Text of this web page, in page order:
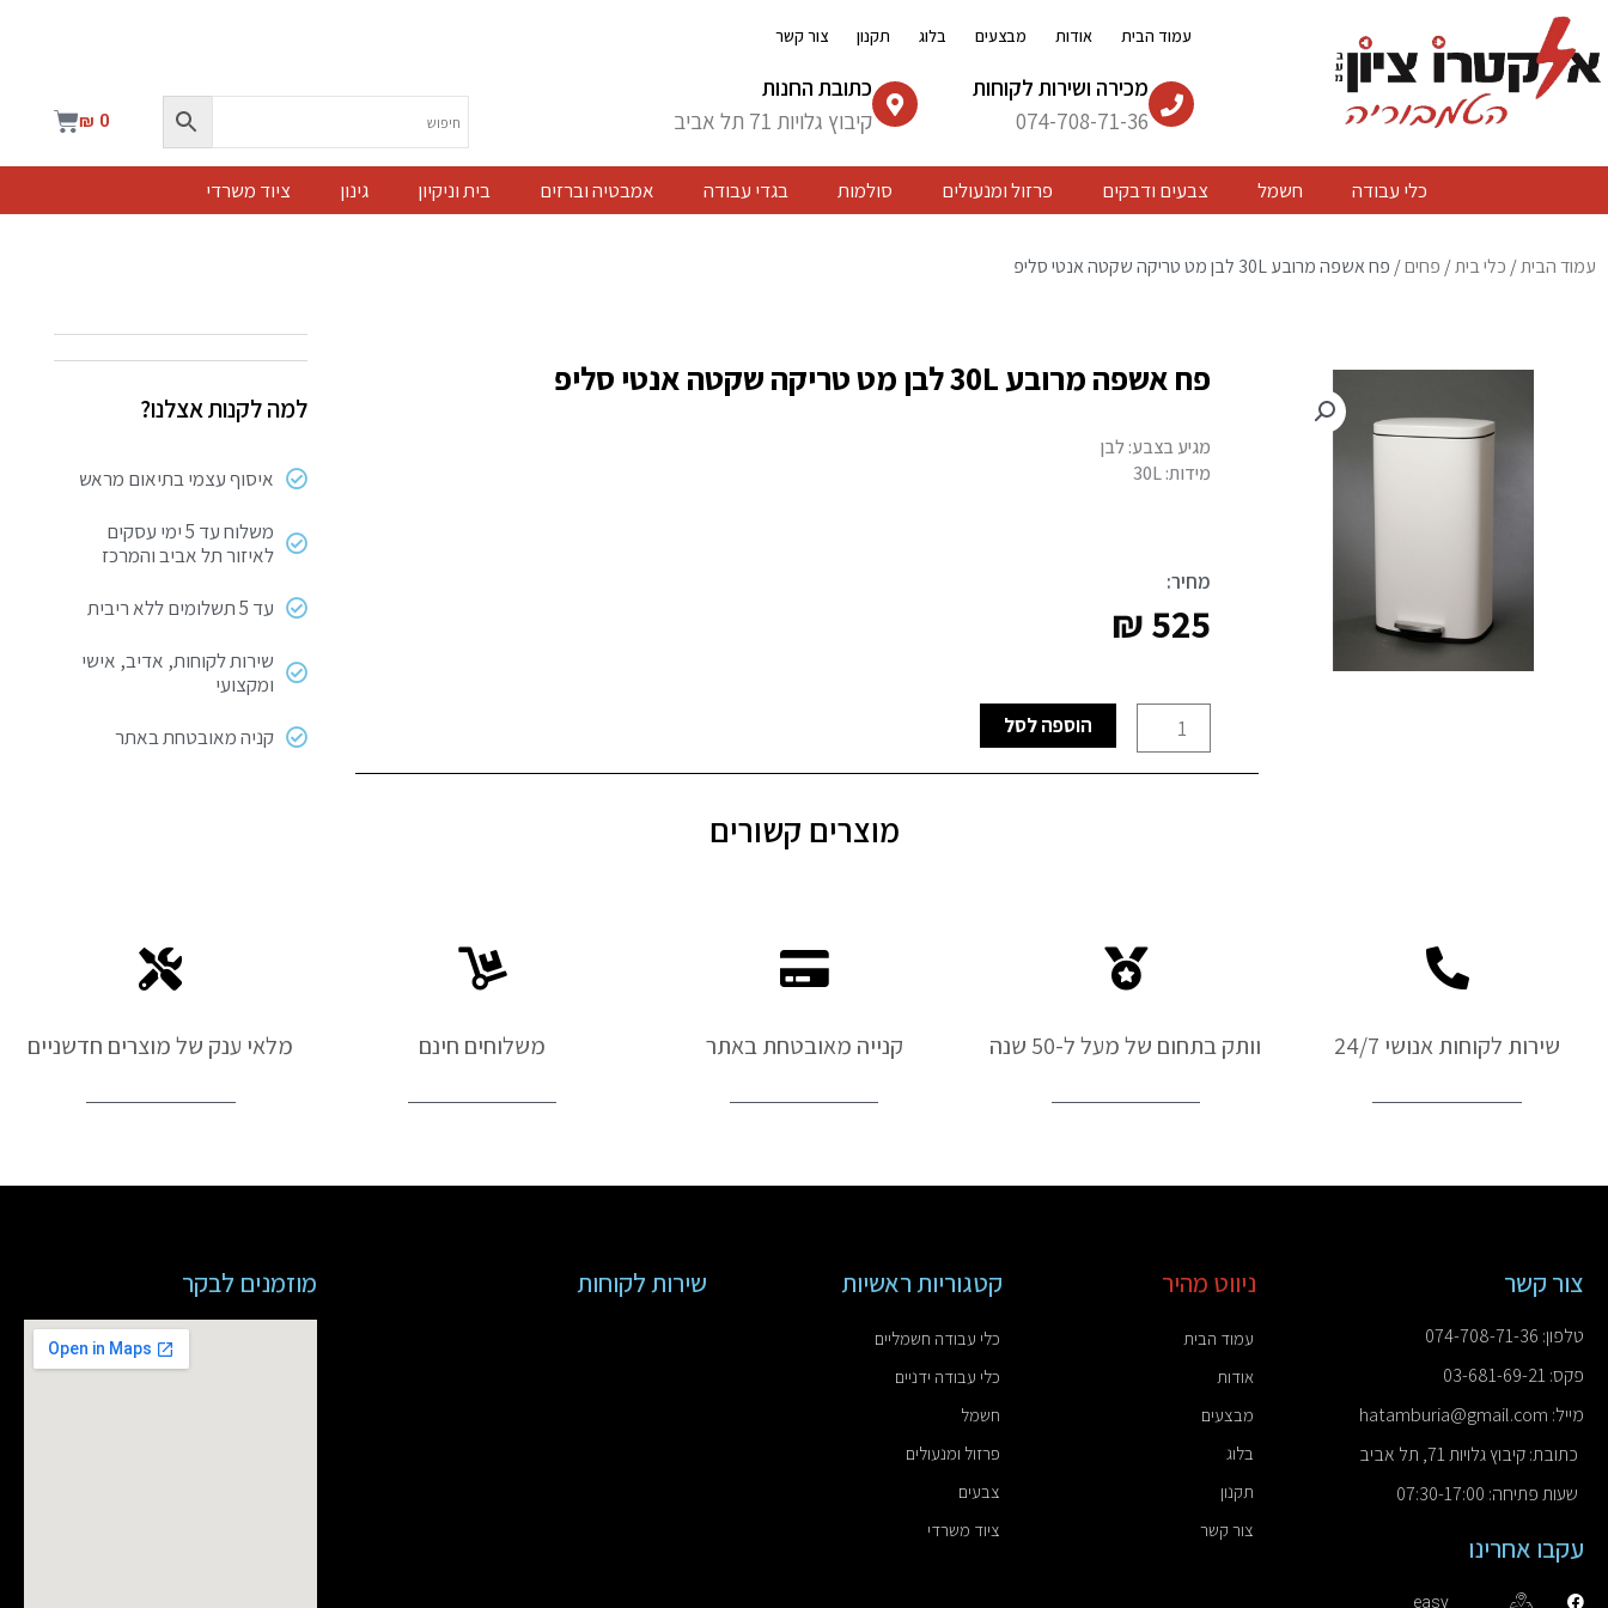
לתוכן
עמוד הבית אודות מבצעים בלוג תקנון צור קשר
מכירה ושירות לקוחות
074-708-71-36
כתובת החנות
קיבוץ גלויות 71 תל אביב
₪ 0
עגלת
כלי עבודה חשמל צבעים ודבקים פרזול ומנעולים סולמות בגדי עבודה אמבטיה וברזים בית וניקיון גינון ציוד משרדי
עמוד הבית/ כלי בית/ פחים/ פח אשפה מרובע 30L לבן מט טריקה שקטה אנטי סליפ
פח אשפה מרובע 30L לבן מט טריקה שקטה אנטי סליפ
מגיע בצבע: לבן
מידות: 30L
מחיר:
₪525
כמות
של
אנטי
הוספה לסל
למה לקנות אצלנו?
איסוף עצמי בתיאום מראש
משלוח עד 5 ימי עסקים
לאיזור תל אביב והמרכז
עד 5 תשלומים ללא ריבית
שירות לקוחות, אדיב, אישי
ומקצועי
קניה מאובטחת באתר
מוצרים קשורים
שירות לקוחות אנושי 24/7 וותק בתחום של מעל ל-50 שנה קנייה מאובטחת באתר משלוחים חינם מלאי ענק של מוצרים חדשניים
צור קשר
טלפון: 074-708-71-36
פקס: 03-681-69-21
מייל: hatamburia@gmail.com
כתובת: קיבוץ גלויות 71, תל אביב
שעות פתיחה: 07:30-17:00
עקבו אחרינו
easy
ניווט מהיר
עמוד הבית
אודות
מבצעים
בלוג
תקנון
צור קשר
קטגוריות ראשיות
כלי עבודה חשמליים
כלי עבודה ידניים
חשמל
פרזול ומנעולים
צבעים
ציוד משרדי
שירות לקוחות מוזמנים לבקר